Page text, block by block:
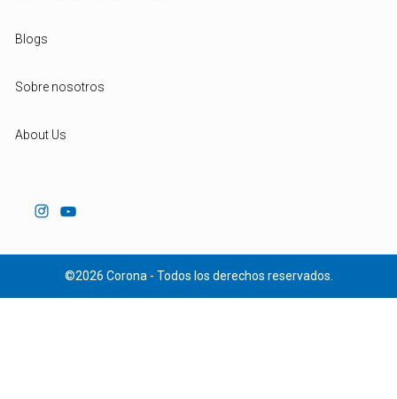
Blogs
Sobre nosotros
About Us
©2026 Corona - Todos los derechos reservados.